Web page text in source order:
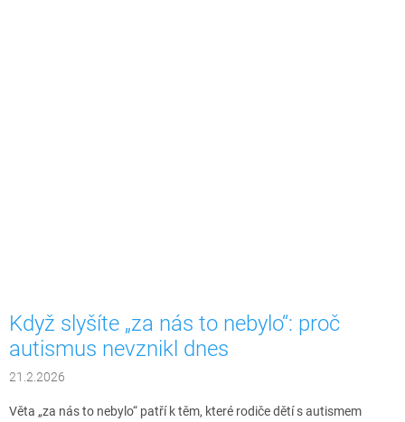
Když slyšíte „za nás to nebylo“: proč
autismus nevznikl dnes
21.2.2026
Věta „za nás to nebylo“ patří k těm, které rodiče dětí s autismem